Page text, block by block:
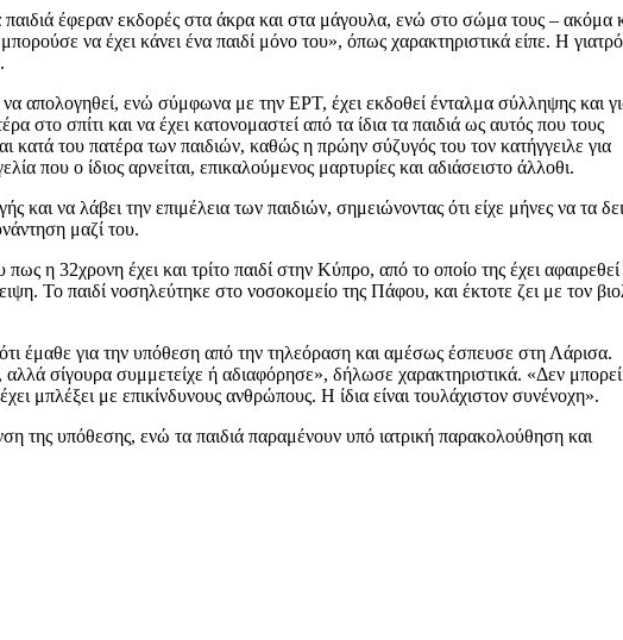
έφεραν εκδορές στα άκρα και στα μάγουλα, ενώ στο σώμα τους – ακόμα
να έχει κάνει ένα παιδί μόνο του», όπως χαρακτηριστικά είπε. Η
απολογηθεί, ενώ σύμφωνα με την ΕΡΤ, έχει εκδοθεί ένταλμα σύλληψης και
στο σπίτι και να έχει κατονομαστεί από τα ίδια τα παιδιά ως αυτός που τους
του πατέρα των παιδιών, καθώς η πρώην σύζυγός του τον κατήγγειλε για
που ο ίδιος αρνείται, επικαλούμενος μαρτυρίες και αδιάσειστο άλλοθι.
να λάβει την επιμέλεια των παιδιών, σημειώνοντας ότι είχε μήνες να τα
μαζί του.
η 32χρονη έχει και τρίτο παιδί στην Κύπρο, από το οποίο της έχει
Το παιδί νοσηλεύτηκε στο νοσοκομείο της Πάφου, και έκτοτε ζει με τον
έμαθε για την υπόθεση από την τηλεόραση και αμέσως έσπευσε στη Λάρισα.
σίγουρα συμμετείχε ή αδιαφόρησε», δήλωσε χαρακτηριστικά. «Δεν
μπλέξει με επικίνδυνους ανθρώπους. Η ίδια είναι τουλάχιστον συνένοχη».
της υπόθεσης, ενώ τα παιδιά παραμένουν υπό ιατρική παρακολούθηση και